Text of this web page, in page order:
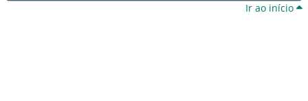
Ir ao início